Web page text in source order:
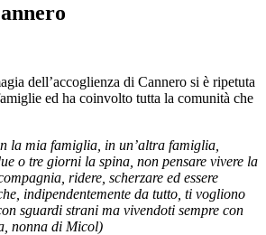
dell’accoglienza di Cannero si è ripetuta
ed ha coinvolto tutta la comunità che
la mia famiglia, in un’altra famiglia,
o tre giorni la spina, non pensare vivere la
ridere, scherzare ed essere
indipendentemente da tutto, ti vogliono
sguardi strani ma vivendoti sempre con
nonna di Micol)